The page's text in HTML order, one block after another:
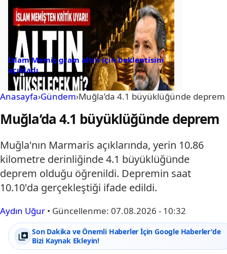
İslam Memiş gram altın için beklentisini
açıkladı
Anasayfa›Gündem›Muğla’da 4.1 büyüklüğünde deprem
Muğla’da 4.1 büyüklüğünde deprem
Muğla'nın Marmaris açıklarında, yerin 10.86
kilometre derinliğinde 4.1 büyüklüğünde
deprem olduğu öğrenildi. Depremin saat
10.10'da gerçekleştiği ifade edildi.
Aydın Uğur • Güncellenme: 07.08.2026 - 10:32
Son Dakika ve Önemli Haberler İçin Google Haberler'de
Bizi Kaynak Ekleyin!